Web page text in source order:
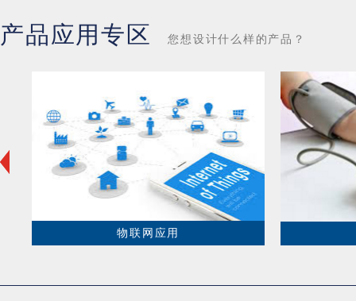
产品应用专区 您想设计什么样的产品？
物联网应用